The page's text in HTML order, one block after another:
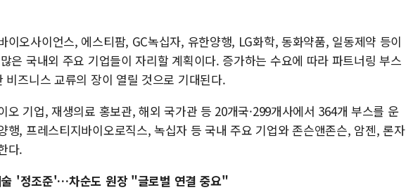
이오사이언스, 에스티팜, GC녹십자, 유한양행, LG화학, 동화약품, 일동제약 등이
은 국내외 주요 기업들이 자리할 계획이다. 증가하는 수요에 따라 파트너링 부스
비즈니스 교류의 장이 열릴 것으로 기대된다.
오 기업, 재생의료 홍보관, 해외 국가관 등 20개국·299개사에서 364개 부스를 운
행, 프레스티지바이오로직스, 녹십자 등 국내 주요 기업와 존슨앤존슨, 암젠, 론자
다.
'정조준'…차순도 원장 "글로벌 연결 중요"